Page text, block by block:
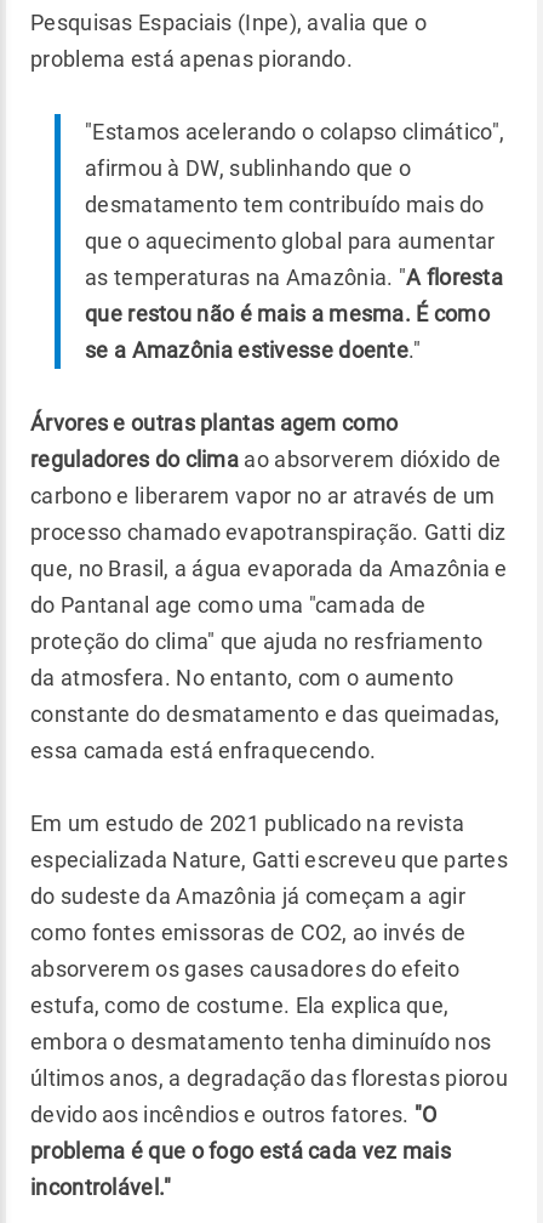
Pesquisas Espaciais (Inpe), avalia que o
problema está apenas piorando.
"Estamos acelerando o colapso climático",
afirmou à DW, sublinhando que o
desmatamento tem contribuído mais do
que o aquecimento global para aumentar
as temperaturas na Amazônia. "A floresta
que restou não é mais a mesma. É como
se a Amazônia estivesse doente."
Árvores e outras plantas agem como
reguladores do clima ao absorverem dióxido de
carbono e liberarem vapor no ar através de um
processo chamado evapotranspiração. Gatti diz
que, no Brasil, a água evaporada da Amazônia e
do Pantanal age como uma "camada de
proteção do clima" que ajuda no resfriamento
da atmosfera. No entanto, com o aumento
constante do desmatamento e das queimadas,
essa camada está enfraquecendo.
Em um estudo de 2021 publicado na revista
especializada Nature, Gatti escreveu que partes
do sudeste da Amazônia já começam a agir
como fontes emissoras de CO2, ao invés de
absorverem os gases causadores do efeito
estufa, como de costume. Ela explica que,
embora o desmatamento tenha diminuído nos
últimos anos, a degradação das florestas piorou
devido aos incêndios e outros fatores. "O
problema é que o fogo está cada vez mais
incontrolável."